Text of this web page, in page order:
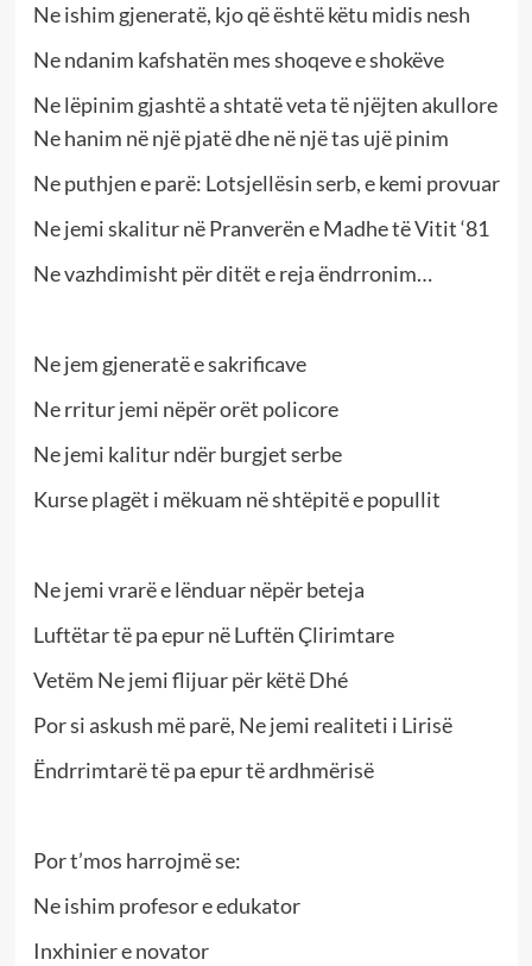
Ne ishim gjeneratë, kjo që është këtu midis nesh
Ne ndanim kafshatën mes shoqeve e shokëve
Ne lëpinim gjashtë a shtatë veta të njëjten akullore
Ne hanim në një pjatë dhe në një tas ujë pinim
Ne puthjen e parë: Lotsjellësin serb, e kemi provuar
Ne jemi skalitur në Pranverën e Madhe të Vitit ‘81
Ne vazhdimisht për ditët e reja ëndrronim…
Ne jem gjeneratë e sakrificave
Ne rritur jemi nëpër orët policore
Ne jemi kalitur ndër burgjet serbe
Kurse plagët i mëkuam në shtëpitë e popullit
Ne jemi vrarë e lënduar nëpër beteja
Luftëtar të pa epur në Luftën Çlirimtare
Vetëm Ne jemi flijuar për këtë Dhé
Por si askush më parë, Ne jemi realiteti i Lirisë
Ëndrrimtarë të pa epur të ardhmërisë
Por t’mos harrojmë se:
Ne ishim profesor e edukator
Inxhinier e novator